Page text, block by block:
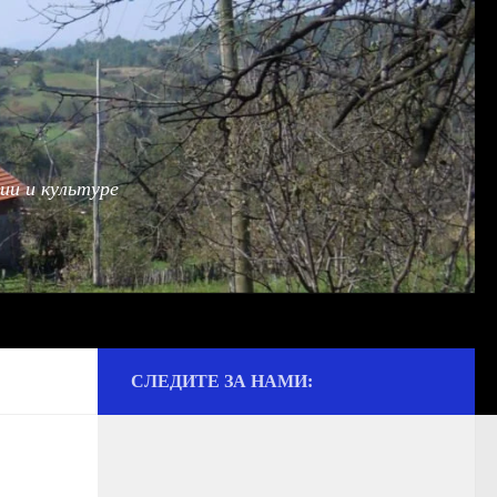
и культуре
СЛЕДИТЕ ЗА НАМИ: